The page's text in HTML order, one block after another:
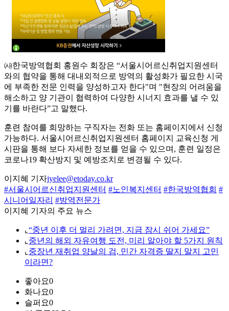
㈔한국방역협회 홍원수 회장은 “서울시어르신취업지원센터
와의 협약을 통해 대내외적으로 방역의 활성화가 필요한 시국
에 부족한 전문 인력을 양성하고자 한다"며 "현장의 어려움을
해소하고 양 기관이 협력하여 다양한 시너지 효과를 낼 수 있
기를 바란다”고 말했다.
훈련 참여를 희망하는 구직자는 전화 또는 홈페이지에서 신청
가능하다. 서울시어르신취업지원센터 홈페이지 교육신청 게
시판을 통해 보다 자세한 정보를 얻을 수 있으며, 훈련 일정은
코로나19 확산방지 및 예방조치로 변경될 수 있다.
이지혜 기자jyelee@etoday.co.kr
#서울시어르신취업지원센터 #노인복지센터 #한국방역협회 #
시니어일자리 #방역전문가
이지혜 기자의 주요 뉴스
⌞ “중년 이후 더 멀리 가려면, 지금 잠시 쉬어 가세요”
⌞ 중년의 해외 자유여행 도전, 미리 알아야 할 5가지 원칙
⌞ 중장년 재취업 양날의 검, 민간 자격증 딸지 말지 고민
이라면?
좋아요0
화나요0
슬퍼요0